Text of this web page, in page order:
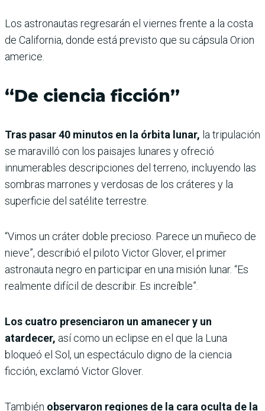
Los astronautas regresarán el viernes frente a la costa
de California, donde está previsto que su cápsula Orion
americe.
“De ciencia ficción”
Tras pasar 40 minutos en la órbita lunar, la tripulación
se maravilló con los paisajes lunares y ofreció
innumerables descripciones del terreno, incluyendo las
sombras marrones y verdosas de los cráteres y la
superficie del satélite terrestre.
“Vimos un cráter doble precioso. Parece un muñeco de
nieve”, describió el piloto Victor Glover, el primer
astronauta negro en participar en una misión lunar. “Es
realmente difícil de describir. Es increíble”.
Los cuatro presenciaron un amanecer y un
atardecer, así como un eclipse en el que la Luna
bloqueó el Sol, un espectáculo digno de la ciencia
ficción, exclamó Victor Glover.
También observaron regiones de la cara oculta de la